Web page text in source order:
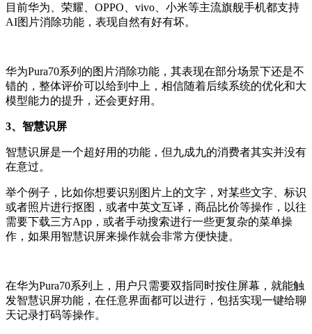
目前华为、荣耀、OPPO、vivo、小米等主流旗舰手机都支持
AI图片消除功能，表现自然有好有坏。
华为Pura70系列的图片消除功能，其表现在部分场景下还是不
错的，整体评价可以给到中上，相信随着后续系统的优化和大
模型能力的提升，还会更好用。
3、智慧识屏
智慧识屏是一个超好用的功能，但九成九的消费者其实并没有
在意过。
举个例子，比如你想要识别图片上的文字，对某些文字、标识
或者照片进行抠图，或者中英文互译，商品比价等操作，以往
需要下载三方App，或者手动搜索进行一些更复杂的菜单操
作，如果用智慧识屏来操作就会非常方便快捷。
在华为Pura70系列上，用户只需要双指同时按住屏幕，就能触
发智慧识屏功能，在任意界面都可以进行，包括实现一键给聊
天记录打码等操作。